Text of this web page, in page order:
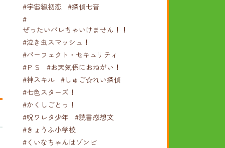
#宇宙級初恋 #探偵七音
#
ぜったいバレちゃいけません！！！
#泣き虫スマッシュ！
#パーフェクト・セキュリティ
#ＰＳ
#お天気係におねがい！
#神スキル #しゅご☆れい探偵
#七色スターズ！
#かくしごとっ！
#呪ワレタ少年
#読書感想文
#きょうふ小学校
#くいなちゃんはゾンビ